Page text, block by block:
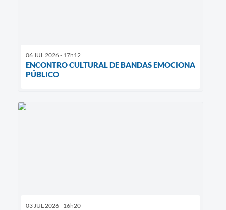
06 JUL 2026 - 17h12
ENCONTRO CULTURAL DE BANDAS EMOCIONA
PÚBLICO
03 JUL 2026 - 16h20